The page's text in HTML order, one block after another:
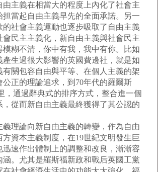
由主義在相當大的程度上內化了社會主
担當起自由主義早先的全面承諾。另一
的社會主義運動也逐步吸取了自由主義
會民主主義化，新自由主義與社會民主
模糊不清，你中有我，我中有你。比如
產生過很大影響的英國費邊社，就是如
有關包容自由與平等、在個人主義的架
公正的理論追求，到70年代的羅爾斯
，通過辭典式的排序方式，整合進一個
，從而新自由主義最終獲得了其公認的
義理論向新自由主義的轉變，作為自由
方資本主義制度，在19世紀文明發生巨
迅速作出體制上的調整和改良，漸漸容
涵。尤其是羅斯福新政和戰后英國工黨